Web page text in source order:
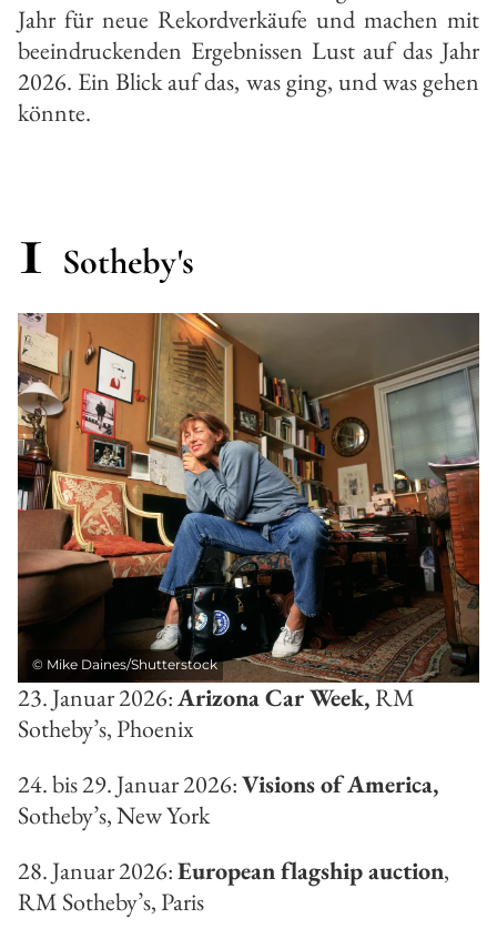
Jahr für neue Rekordverkäufe und machen mit
beeindruckenden Ergebnissen Lust auf das Jahr
2026. Ein Blick auf das, was ging, und was gehen
könnte.
1 Sotheby's
© Mike Daines/Shutterstock
23. Januar 2026:Arizona Car Week,RM
Sotheby’s, Phoenix
24. bis 29. Januar 2026:Visions of America,
Sotheby’s, New York
28. Januar 2026:European flagship auction,
RM Sotheby’s, Paris